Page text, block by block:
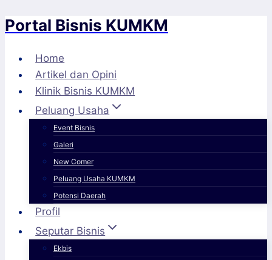
Skip
content
Portal Bisnis KUMKM
Home
Artikel dan Opini
Klinik Bisnis KUMKM
Peluang Usaha
Event Bisnis
Galeri
New Comer
Peluang Usaha KUMKM
Potensi Daerah
Profil
Seputar Bisnis
Ekbis